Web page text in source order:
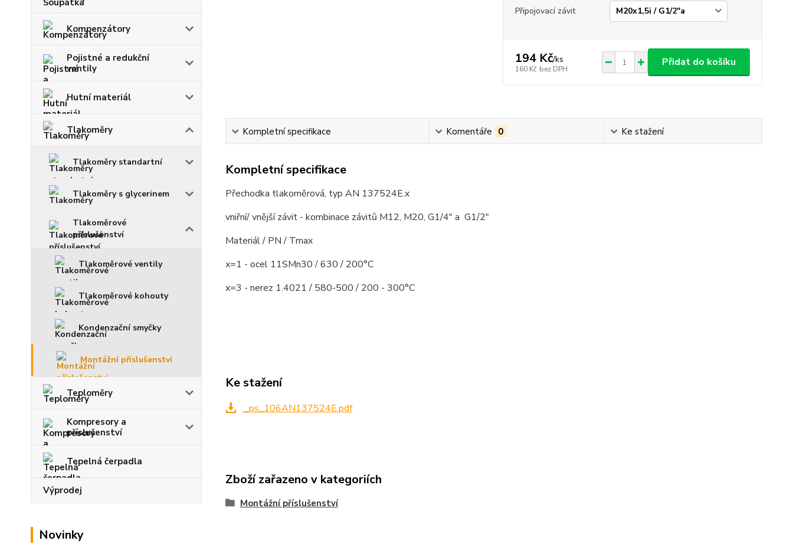
Kompenzátory
Pojistné a redukční
ventily
Hutní materiál
Tlakoměry
Tlakoměry standartní
Tlakoměry s glycerinem
Tlakoměrové
příslušenství
Tlakoměrové ventily
Tlakoměrové kohouty
Kondenzační smyčky
Montážní příslušenství
Teploměry
Kompresory a
příslušenství
Tepelná čerpadla
Výprodej
Novinky
Připojovací závit
194 Kč/ks
160 Kč bez DPH
Přidat do košíku
Kompletní specifikace Komentáře 0 Ke stažení
Kompletní specifikace
Přechodka tlakoměrová, typ AN 137524E.x
vniřní/ vnější závit - kombinace závitů M12, M20, G1/4" a G1/2"
Materiál / PN / Tmax
x=1 - ocel 11SMn30 / 630 / 200°C
x=3 - nerez 1.4021 / 580-500 / 200 - 300°C
Ke stažení
_ps_106AN137524E.pdf
Zboží zařazeno v kategoriích
Montážní příslušenství